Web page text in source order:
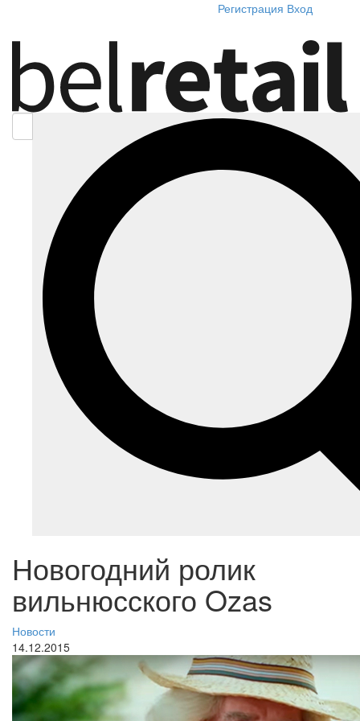
Регистрация Вход
Новогодний ролик
вильнюсского Ozas
Новости
14.12.2015